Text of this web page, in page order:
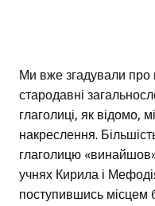
Ми вже згадували про
стародавні
глаголиці, як відомо,
накреслення.
глаголицю
учнях Кирила і
поступившись місцем